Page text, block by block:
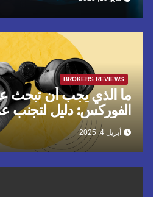
BROKERS REVIEWS
ما الذي يجب أن تبحث
الفوركس: دليل لتجنب
أبريل 4, 2025